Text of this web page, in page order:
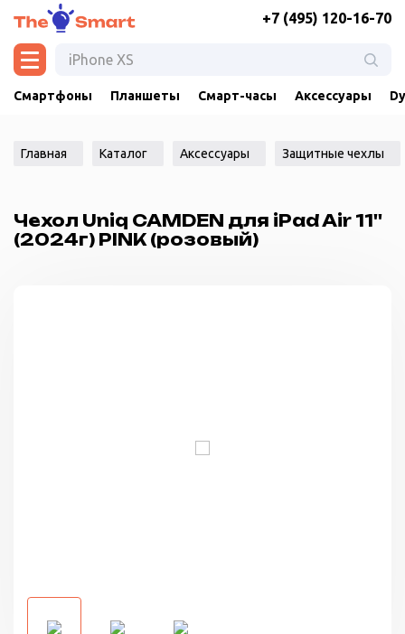
+7 (495) 120-16-70
Смартфоны Планшеты Смарт-часы Аксессуары
Главная Каталог Аксессуары Защитные чехлы
Чехол Uniq CAMDEN для iPad Air 11''
(2024г) PINK (розовый)